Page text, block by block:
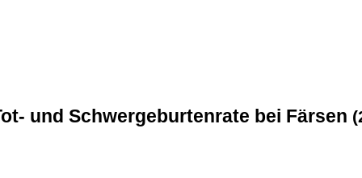
und Schwergeburtenrate bei Färsen